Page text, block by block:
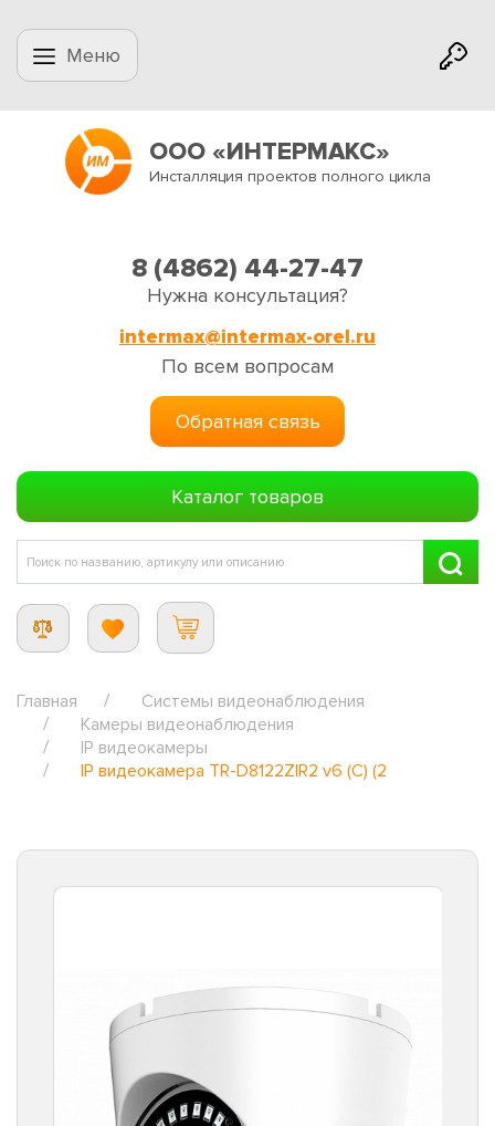
Меню
ООО «ИНТЕРМАКС»
Инсталляция проектов полного цикла
8 (4862) 44-27-47
Нужна консультация?
intermax@intermax-orel.ru
По всем вопросам
Обратная связь
Каталог товаров
Главная
Системы видеонаблюдения
Камеры видеонаблюдения
IP видеокамеры
IP видеокамера TR-D8122ZIR2 v6 (C) (2